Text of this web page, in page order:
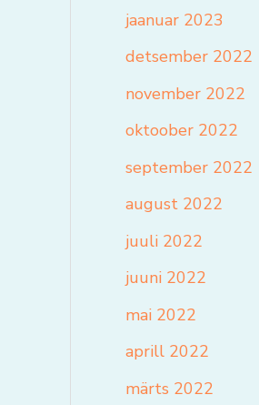
jaanuar 2023
detsember 2022
november 2022
oktoober 2022
september 2022
august 2022
juuli 2022
juuni 2022
mai 2022
aprill 2022
märts 2022